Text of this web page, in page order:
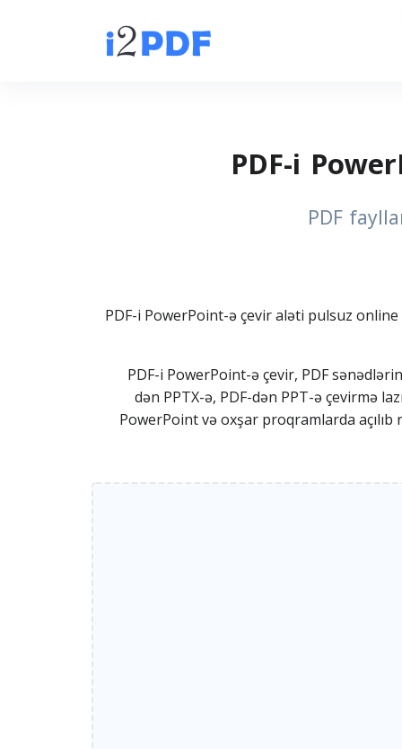
PDF-i
PDF
PDF-i PowerPoint-ə çevir aləti pulsuz
PDF-i PowerPoint-ə çevir, PDF
dən PPTX-ə, PDF-dən PPT-ə çevirmə
PowerPoint və oxşar proqramlarda